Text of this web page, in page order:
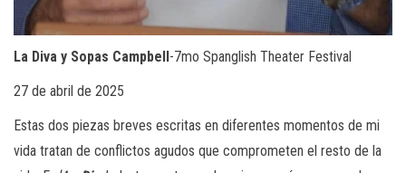
La Diva y Sopas Campbell-7mo Spanglish Theater Festival
27 de abril de 2025
Estas dos piezas breves escritas en diferentes momentos de mi
vida tratan de conflictos agudos que comprometen el resto de la